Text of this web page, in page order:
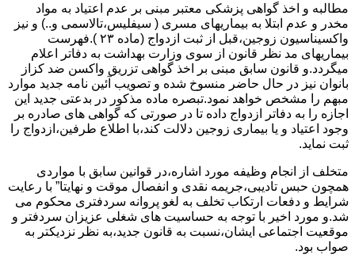
مطالبه و اخذ گواهی پزشکی معتبر مبنی بر عدم اعتیاد به مواد
مخدر و عدم ابتلا به بیماریهای مسری ( سیفلیس،تالاسمی و..) و نیز
واکسیناسیون زوجین،قبل از ثبت ازدواج (ماده ۲۳ ).فهرست
بیماریهای مد نظر قانون از سوی وزارت بهداشت به دفاتر اعلام
میگردد.و قانون سابق مبنی بر اخذ گواهی تزریق واکسن ضد کزاز
بانوان نیز در حال حاضر منسوخ شده و تصویب آئین نامه جدید موارد
مبهم را مشخص خواهد نمود.تبصره ماده مذکور در بدعتی جدید این
اجازه را به دفاتر ازدواج داده تا در صورتی که گواهی های صادره بر
وجود اعتیاد و یا بیماری زوجین دلالت کند،با اطلاع طرفین،ازدواج را
ثبت نماید.
متخلف از انجام وظیفه مورد اشاره،در قوانین سابق با مواردی
همچون حبس تادیبی،جریمه نقدی و انفصال موقت و نهایتا” با رعایت
شرایط و دفعات ارتکاب تخلف به لغو پروانه سردفتری محکوم می
شد.و مورد اخیر با توجه به حساسیت های شغلی عزیزان سردفتر و
موقعیت اجتماعی ایشان،نسبت به قانون جدید،به نظر نزدیکتر به
صواب بود.